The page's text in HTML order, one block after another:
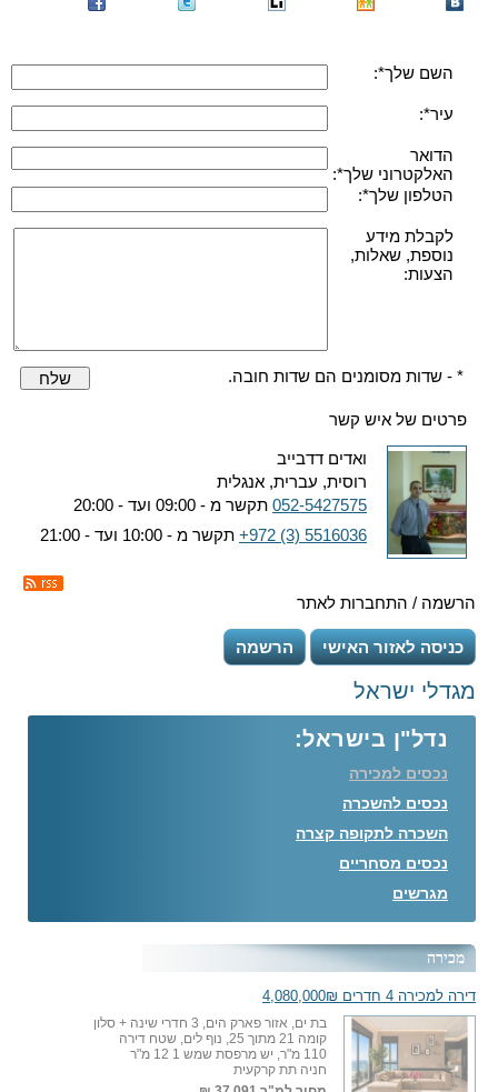
השם שלך*:
עיר*:
הדואר
האלקטרוני שלך*:
הטלפון שלך*:
לקבלת מידע
נוספת, שאלות,
הצעות:
* - שדות מסומנים הם שדות חובה. שלח
פרטים של איש קשר
ואדים דדבייב
רוסית, עברית, אנגלית
052-5427575 תקשר מ - 09:00 ועד - 20:00
+972 (3) 5516036 תקשר מ - 10:00 ועד - 21:00
הרשמה / התחברות לאתר
כניסה לאזור האישי הרשמה
מגדלי ישראל
נדל"ן בישראל:
נכסים למכירה
נכסים להשכרה
השכרה לתקופה קצרה
נכסים מסחריים
מגרשים
מכירה
דירה למכירה 4 חדרים 4,080,000₪
בת ים, אזור פארק הים, 3 חדרי שינה + סלון
קומה 21 מתוך 25, נוף לים, שטח דירה
110 מ"ר, יש מרפסת שמש 1 12 מ"ר
חניה תת קרקעית